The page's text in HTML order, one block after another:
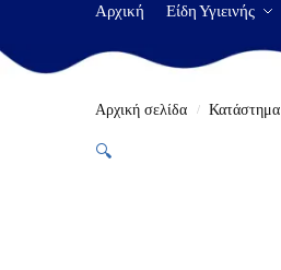
Αρχική Είδη Υγιεινής
Αρχική σελίδα / Κατάστημα
🔍